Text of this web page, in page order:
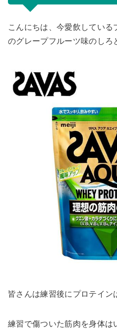
こんにちは、今愛飲している
のグレープフルーツ味のしろ
皆さんは練習後にプロテイン
練習で傷ついた筋肉を身体は